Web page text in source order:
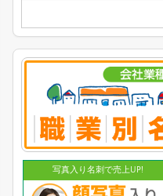
写真入り名刺で売上UP!